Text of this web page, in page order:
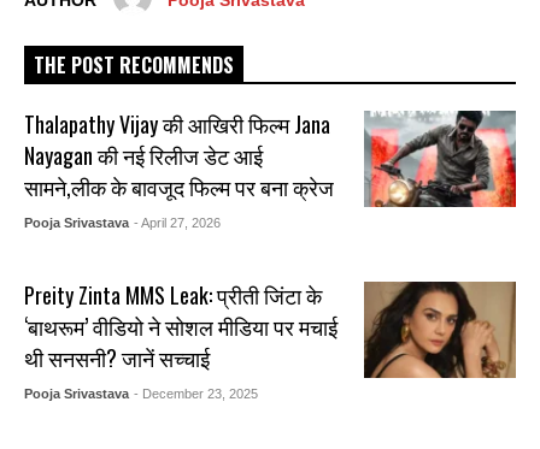
THE POST RECOMMENDS
Thalapathy Vijay की आखिरी फिल्म Jana
Nayagan की नई रिलीज डेट आई
सामने,लीक के बावजूद फिल्म पर बना क्रेज
Pooja Srivastava - April 27, 2026
Preity Zinta MMS Leak: प्रीती जिंटा के
‘बाथरूम’ वीडियो ने सोशल मीडिया पर मचाई
थी सनसनी? जानें सच्चाई
Pooja Srivastava - December 23, 2025